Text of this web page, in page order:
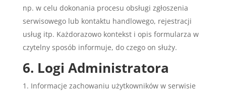
np. w celu dokonania procesu obsługi zgłoszenia
serwisowego lub kontaktu handlowego, rejestracji
usług itp. Każdorazowo kontekst i opis formularza w
czytelny sposób informuje, do czego on służy.
6. Logi Administratora
Informacje zachowaniu użytkowników w serwisie